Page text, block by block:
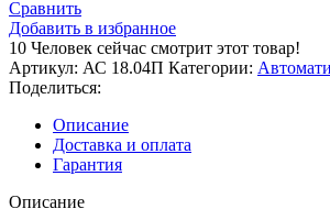
Сравнить
Добавить в избранное
10 Человек сейчас смотрит этот товар!
Артикул: АС 18.04П Категории:
Поделиться:
Описание
Доставка и оплата
Гарантия
Описание